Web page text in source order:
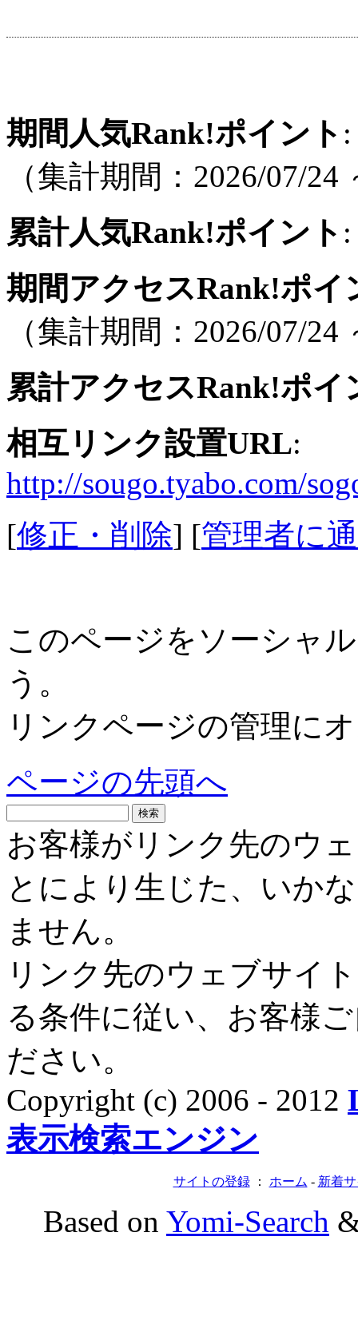
期間人気Rank!ポイント
（集計期間：2026/07/24
累計人気Rank!ポイント
期間アクセスRank!ポイ
（集計期間：2026/07/24
累計アクセスRank!ポイ
相互リンク設置URL:
http://sougo.tyabo.com/
[修正・削除] [管理者に
このページをソーシャ
う。
リンクページの管理に
ページの先頭へ
お客様がリンク先のウ
とにより生じた、いか
ません。
リンク先のウェブサイ
る条件に従い、お客様
ださい。
Copyright (c) 2006 - 2012
表示検索エンジン
サイトの登録： ホーム - 新着
Based on Yomi-Search